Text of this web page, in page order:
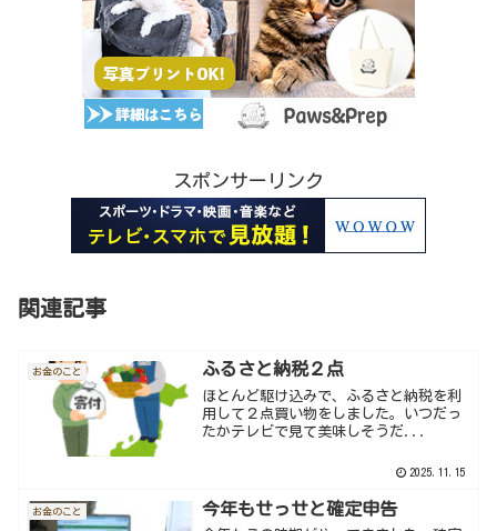
スポンサーリンク
関連記事
お金のこと ふるさと納税２点
ほとんど駆け込みで、ふるさと納税を利
用して２点買い物をしました。いつだっ
たかテレビで見て美味しそうだ...
2025.11.15
お金のこと 今年もせっせと確定申告